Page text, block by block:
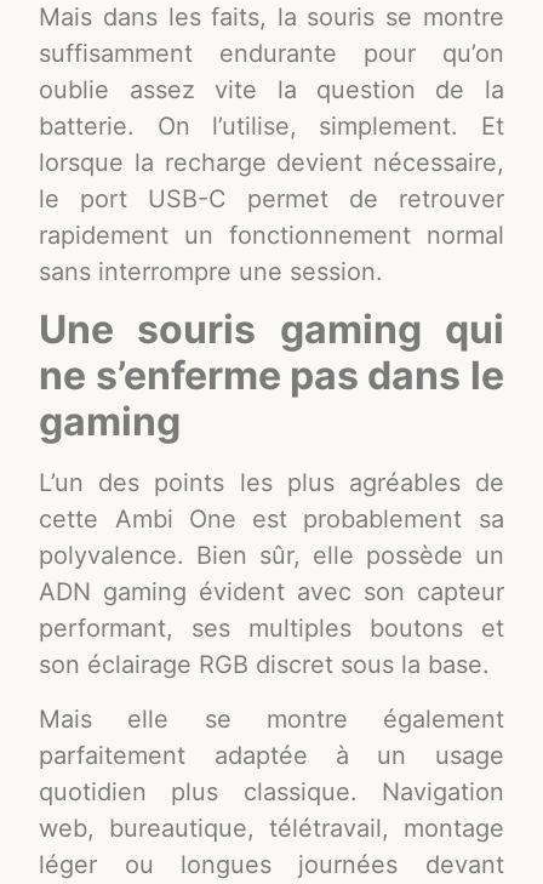
Mais dans les faits, la souris se montre
suffisamment endurante pour qu’on
oublie assez vite la question de la
batterie. On l’utilise, simplement. Et
lorsque la recharge devient nécessaire,
le port USB-C permet de retrouver
rapidement un fonctionnement normal
sans interrompre une session.
Une souris gaming qui
ne s’enferme pas dans le
gaming
L’un des points les plus agréables de
cette Ambi One est probablement sa
polyvalence. Bien sûr, elle possède un
ADN gaming évident avec son capteur
performant, ses multiples boutons et
son éclairage RGB discret sous la base.
Mais elle se montre également
parfaitement adaptée à un usage
quotidien plus classique. Navigation
web, bureautique, télétravail, montage
léger ou longues journées devant